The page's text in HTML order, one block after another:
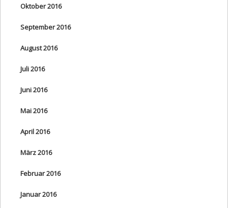
Oktober 2016
September 2016
August 2016
Juli 2016
Juni 2016
Mai 2016
April 2016
März 2016
Februar 2016
Januar 2016